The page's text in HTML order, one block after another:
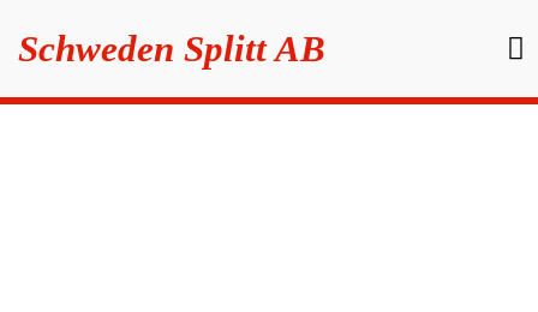
Schweden Splitt AB